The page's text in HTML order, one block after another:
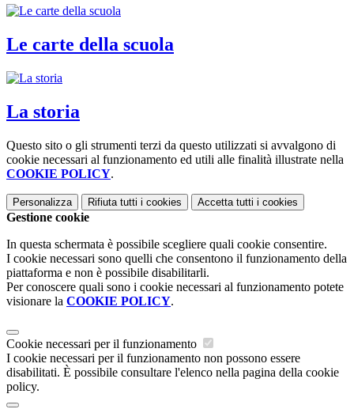
Le carte della scuola
La storia
Questo sito o gli strumenti terzi da questo utilizzati si avvalgono di
cookie necessari al funzionamento ed utili alle finalità illustrate nella
COOKIE POLICY.
Personalizza Rifiuta tutti i cookies Accetta tutti i cookies
Gestione cookie
In questa schermata è possibile scegliere quali cookie consentire.
I cookie necessari sono quelli che consentono il funzionamento della
piattaforma e non è possibile disabilitarli.
Per conoscere quali sono i cookie necessari al funzionamento potete
visionare la COOKIE POLICY.
Cookie necessari per il funzionamento
I cookie necessari per il funzionamento non possono essere
disabilitati. È possibile consultare l'elenco nella pagina della cookie
policy.